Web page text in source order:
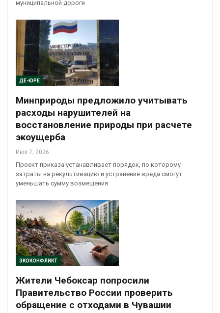
муниципальной дороги
ДЕ-ЮРЕ
Минприроды предложило учитывать
расходы нарушителей на
восстановление природы при расчете
экоущерба
Июл 7, 2026
Проект приказа устанавливает порядок, по которому
затраты на рекультивацию и устранение вреда смогут
уменьшать сумму возмещения
ЭКОКОНФЛИКТ
Жители Чебоксар попросили
Правительство России проверить
обращение с отходами в Чувашии